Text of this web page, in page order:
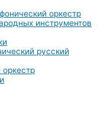
оркестр
инструментов
русский